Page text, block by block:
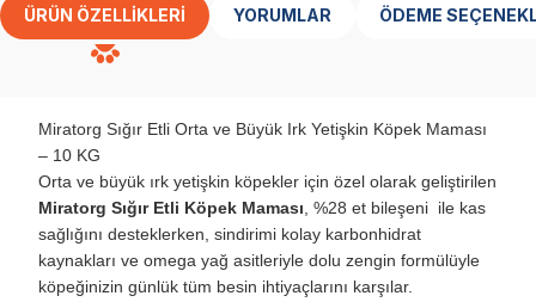
ÜRÜN ÖZELLIKLERI YORUMLAR ÖDEME
Miratorg Sığır Etli Orta ve Büyük Irk Yetişkin Köpek Maması
– 10 KG
Orta ve büyük ırk yetişkin köpekler için özel olarak geliştirilen
Miratorg Sığır Etli Köpek Maması , %28 et bileşeni ile kas
sağlığını desteklerken, sindirimi kolay karbonhidrat
kaynakları ve omega yağ asitleriyle dolu zengin formülüyle
köpeğinizin günlük tüm besin ihtiyaçlarını karşılar.